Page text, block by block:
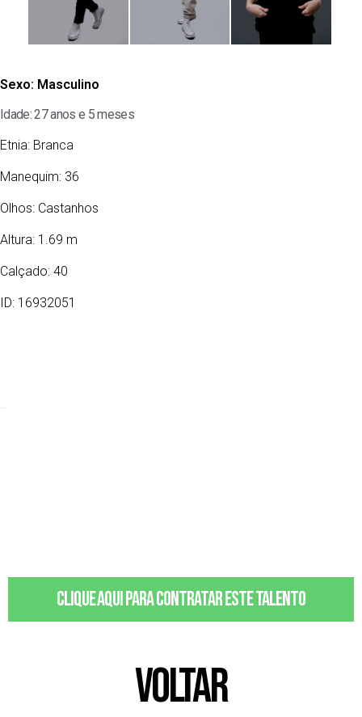
Sexo: Masculino
Idade: 27 anos e 5 meses
Etnia: Branca
Manequim: 36
Olhos: Castanhos
Altura: 1.69 m
Calçado: 40
ID: 16932051
Clique aqui para contratar este talento
VOLTAR